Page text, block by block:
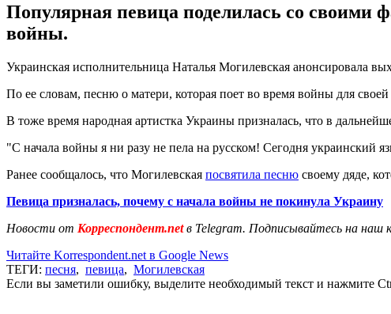
Популярная певица поделилась со своими
войны.
Украинская исполнительница Наталья Могилевская анонсировала
По ее словам, песню о матери, которая поет во время войны для
В тоже время народная артистка Украины призналась, что в
"С начала войны я ни разу не пела на русском! Сегодня украинский
Ранее сообщалось, что Могилевская посвятила песню своему дяде,
Певица призналась, почему с начала войны не покинула Украину
Новости от Корреспондент.netв Telegram. Подписывайтесь на наш
Читайте Korrespondent.net в Google News
ТЕГИ: песня, певица, Могилевская
Если вы заметили ошибку, выделите необходимый текст и нажмите